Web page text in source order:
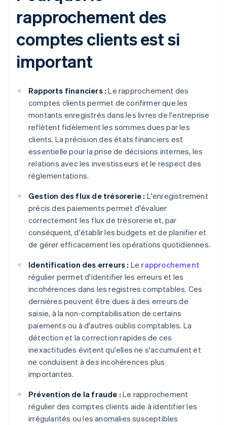
rapprochement des
comptes clients est si
important
Rapports financiers : Le rapprochement des
comptes clients permet de confirmer que les
montants enregistrés dans les livres de l'entreprise
reflètent fidèlement les sommes dues par les
clients. La précision des états financiers est
essentielle pour la prise de décisions internes, les
relations avec les investisseurs et le respect des
réglementations.
Gestion des flux de trésorerie : L'enregistrement
précis des paiements permet d'évaluer
correctement les flux de trésorerie et, par
conséquent, d'établir les budgets et de planifier et
de gérer efficacement les opérations quotidiennes.
Identification des erreurs : Le rapprochement
régulier permet d'identifier les erreurs et les
incohérences dans les registres comptables. Ces
dernières peuvent être dues à des erreurs de
saisie, à la non-comptabilisation de certains
paiements ou à d'autres oublis comptables. La
détection et la correction rapides de ces
inexactitudes évitent qu'elles ne s'accumulent et
ne conduisent à des incohérences plus
importantes.
Prévention de la fraude : Le rapprochement
régulier des comptes clients aide à identifier les
irrégularités ou les anomalies susceptibles